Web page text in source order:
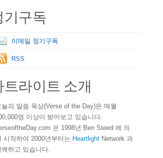
기구독
이메일 정기구독
RSS
트라이트 소개
늘의 말씀 묵상(Verse of the Day)은 매월
명 이상이 받아보고 있습니다.
은 1998년 Ben Steed 에 의
시작하여 2000년부터는 Heartlight Network 과
께하고 있습니다.